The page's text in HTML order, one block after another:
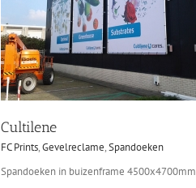
Cultilene
FC Prints,Gevelreclame,Spandoeken
Spandoeken in buizenframe 4500x4700mm